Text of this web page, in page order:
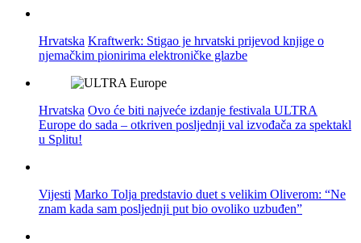
Hrvatska Kraftwerk: Stigao je hrvatski prijevod knjige o
njemačkim pionirima elektroničke glazbe
Hrvatska Ovo će biti najveće izdanje festivala ULTRA
Europe do sada – otkriven posljednji val izvođača za spektakl
u Splitu!
Vijesti Marko Tolja predstavio duet s velikim Oliverom: “Ne
znam kada sam posljednji put bio ovoliko uzbuđen”